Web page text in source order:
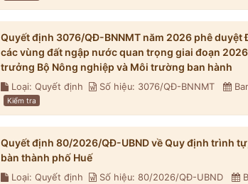
Quyết định 3076/QĐ-BNNMT năm 2026 phê
các vùng đất ngập nước quan trọng giai đoạn
trưởng Bộ Nông nghiệp và Môi trường ban hành
Loại: Quyết định Số hiệu: 3076/QĐ-BNNMT
Kiểm tra
Quyết định 80/2026/QĐ-UBND về Quy định trình
bàn thành phố Huế
Loại: Quyết định Số hiệu: 80/2026/QĐ-UBND